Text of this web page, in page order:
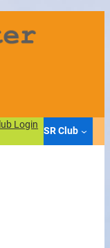
Login
SR Club